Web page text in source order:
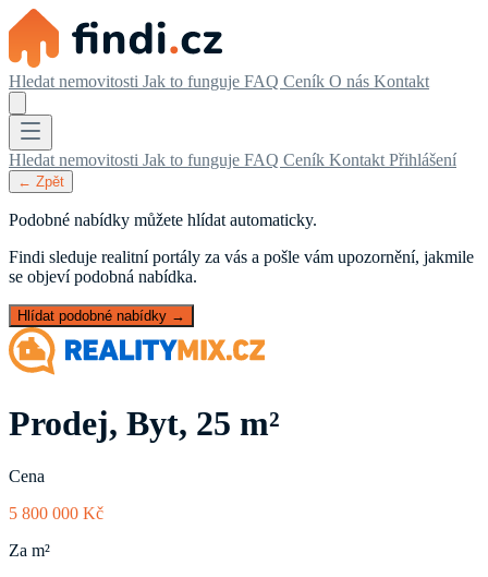
Hledat nemovitosti Jak to funguje FAQ Ceník O nás Kontakt
Hledat nemovitosti Jak to funguje FAQ Ceník Kontakt Přihlášení
← Zpět
Podobné nabídky můžete hlídat automaticky.
Findi sleduje realitní portály za vás a pošle vám upozornění, jakmile
se objeví podobná nabídka.
Hlídat podobné nabídky →
Prodej, Byt, 25 m²
Cena
5 800 000 Kč
Za m²